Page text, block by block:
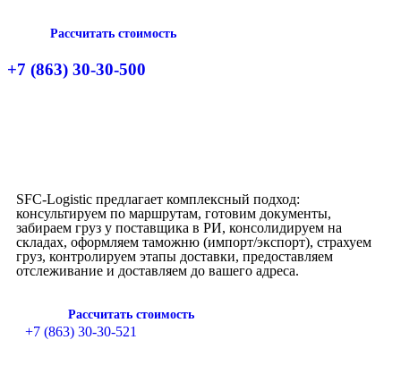
Рассчитать стоимость
+7 (863) 30-30-500
SFC-Logistic предлагает комплексный подход:
консультируем по маршрутам, готовим документы,
забираем груз у поставщика в РИ, консолидируем на
складах, оформляем таможню (импорт/экспорт), страхуем
груз, контролируем этапы доставки, предоставляем
отслеживание и доставляем до вашего адреса.
Рассчитать стоимость
+7 (863) 30-30-521